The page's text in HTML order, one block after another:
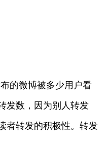
的微博被多少用户看
发数，因为别人转发
者转发的积极性。转发